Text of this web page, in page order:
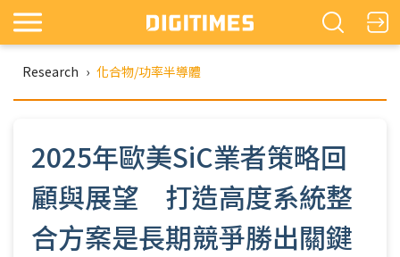
Research › 化合物/功率半導體
2025年歐美SiC業者策略回
顧與展望 打造高度系統整
合方案是長期競爭勝出關鍵